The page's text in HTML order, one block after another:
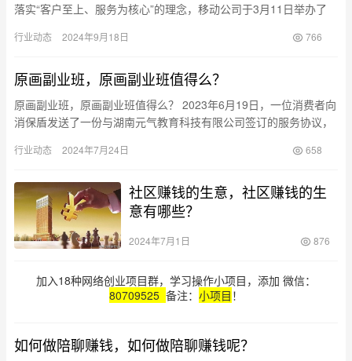
落实“客户至上、服务为核心”的理念，移动公司于3月11日举办了
行业动态 2024年9月18日 766
原画副业班，原画副业班值得么？
原画副业班，原画副业班值得么？ 2023年6月19日，一位消费者向
消保盾发送了一份与湖南元气教育科技有限公司签订的服务协议，
行业动态 2024年7月24日 658
社区赚钱的生意，社区赚钱的生
意有哪些？
2024年7月1日 876
加入18种网络创业项目群，学习操作小项目，添加 微信：
80709525 备注： 小项目 ！
如何做陪聊赚钱，如何做陪聊赚钱呢？